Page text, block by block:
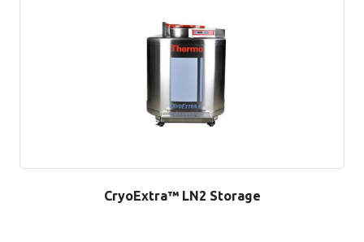
CryoExtra™ LN2 Storage